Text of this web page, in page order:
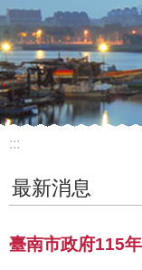
:::
最新消息
臺南市政府115